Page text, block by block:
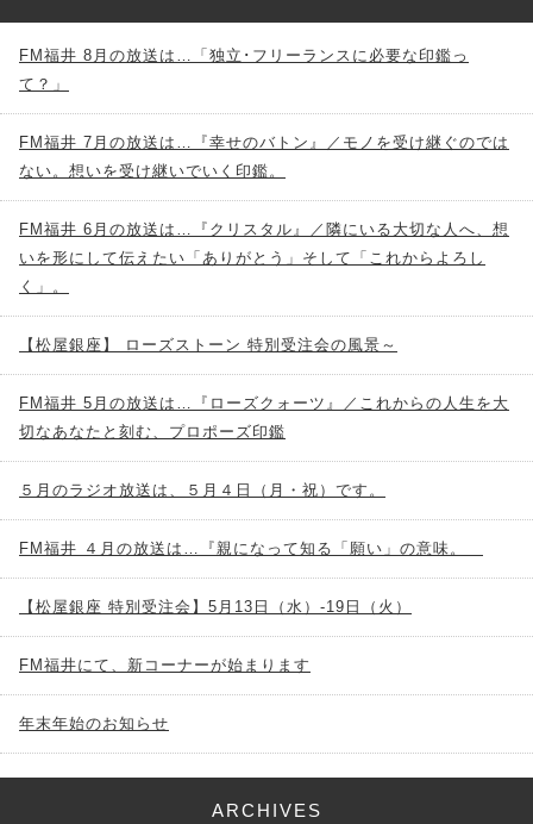
FM福井 8月の放送は…「独立･フリーランスに必要な印鑑っ
て？」
FM福井 7月の放送は…『幸せのバトン』／モノを受け継ぐのでは
ない。想いを受け継いでいく印鑑。
FM福井 6月の放送は…『クリスタル』／隣にいる大切な人へ、想
いを形にして伝えたい「ありがとう」そして「これからよろし
く」。
【松屋銀座】 ローズストーン 特別受注会の風景～
FM福井 5月の放送は…『ローズクォーツ』／これからの人生を大
切なあなたと刻む、プロポーズ印鑑
５月のラジオ放送は、５月４日（月・祝）です。
FM福井 ４月の放送は…『親になって知る「願い」の意味。
【松屋銀座 特別受注会】5月13日（水）-19日（火）
FM福井にて、新コーナーが始まります
年末年始のお知らせ
ARCHIVES